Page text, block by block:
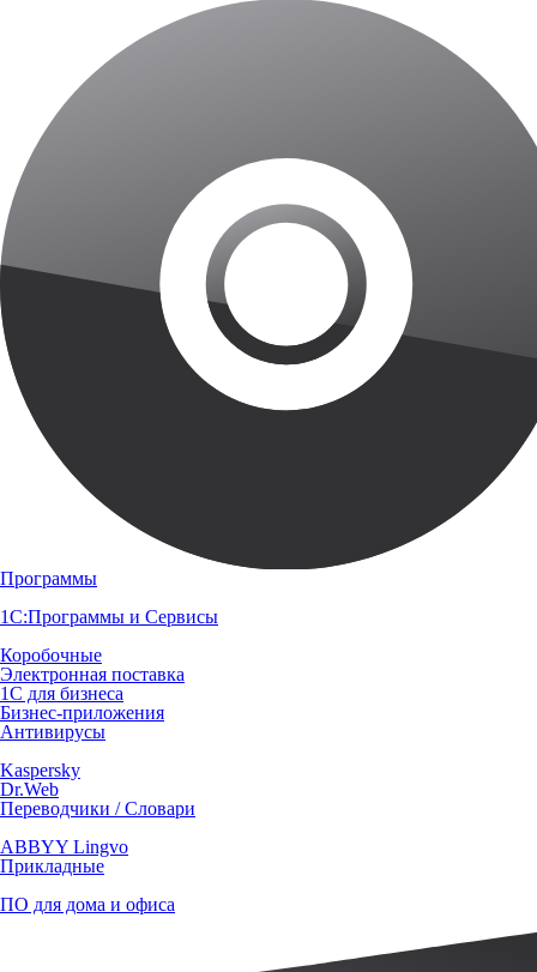
Программы
1С:Программы и Сервисы
Коробочные
Электронная поставка
1С для бизнеса
Бизнес-приложения
Антивирусы
Kaspersky
Dr.Web
Переводчики / Словари
ABBYY Lingvo
Прикладные
ПО для дома и офиса